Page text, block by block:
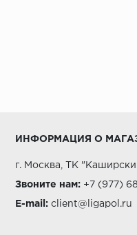
ИНФОРМАЦИЯ О
г. Москва, ТК
Звоните нам: +7 (977)
E-mail: client@ligapol.ru